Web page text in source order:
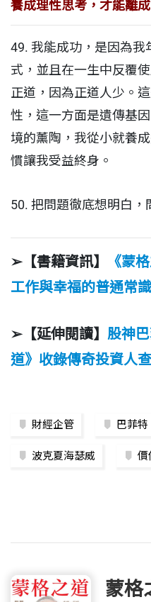
養成理性思考，才能離
49. 我能成功，是因為
式，並且在一生中反覆
正道，因為正道人少。
性，這一方面是遺傳基
境的薰陶，我從小就養
慣讓我受益終身。
50. 把問題徹底想明白，
➢【書籍資訊】
《蒙
工作與幸福的普通常識
➢【延伸閱讀】 股神
道》收錄傳奇投資人
財經企管 巴菲特
波克夏海瑟威 價
蒙格